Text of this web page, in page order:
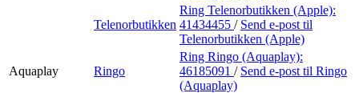
Telenorbutikken
Ring Telenorbutikken (Apple):
41434455 / Send e-post til
Telenorbutikken (Apple)
Aquaplay Ringo
Ring Ringo (Aquaplay):
46185091 / Send e-post til Ringo
(Aquaplay)